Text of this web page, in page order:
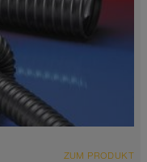
ZUM PRODUKT